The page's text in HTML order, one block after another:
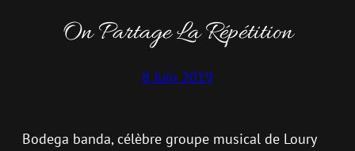
On Partage La Répétition
8 Juin 2019
Bodega banda, célèbre groupe musical de Loury